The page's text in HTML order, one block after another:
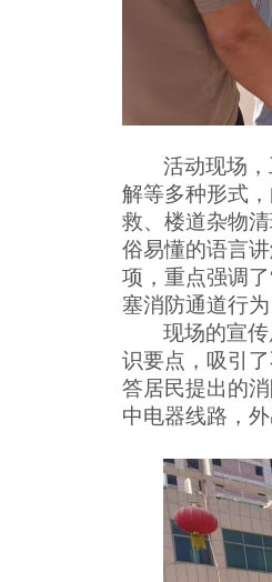
活动现场
解等多种形式
救、楼道杂物
俗易懂的语言
项，重点强调了
塞消防通道行为
现场的宣
识要点，吸引
答居民提出的
中电器线路，